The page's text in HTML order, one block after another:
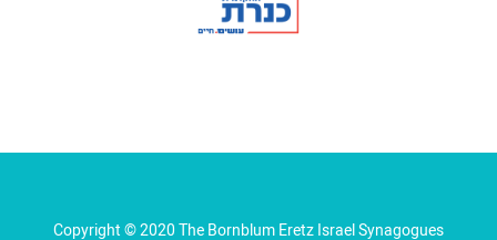
Copyright © 2020 The Bornblum Eretz Israel Synagogues